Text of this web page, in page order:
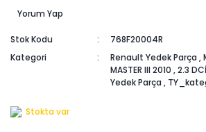
Yorum Yap
Stok Kodu
768F20004R
Kategori
Renault Yedek Parça ,
MASTER III 2010 ,2.3
Yedek Parça ,
Stokta var